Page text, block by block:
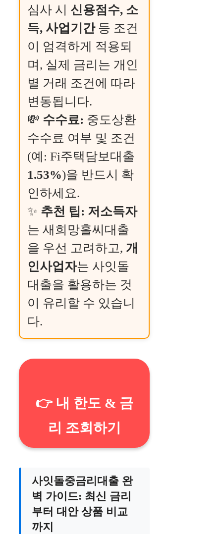
심사 시 신용점수, 소
득, 사업기간등 조건
이 엄격하게 적용되
며, 실제 금리는 개인
별 거래 조건에 따라
변동됩니다.
💸 수수료: 중도상환
수수료 여부 및 조건
(예: Fi주택담보대출
1.53%)을 반드시 확
인하세요.
✨ 추천 팁: 저소득자
는 새희망홀씨대출
을 우선 고려하고, 개
인사업자는 사잇돌
대출을 활용하는 것
이 유리할 수 있습니
다.
👉 내 한도 & 금
리 조회하기
사잇돌중금리대출 완
벽 가이드: 최신 금리
부터 대안 상품 비교
까지